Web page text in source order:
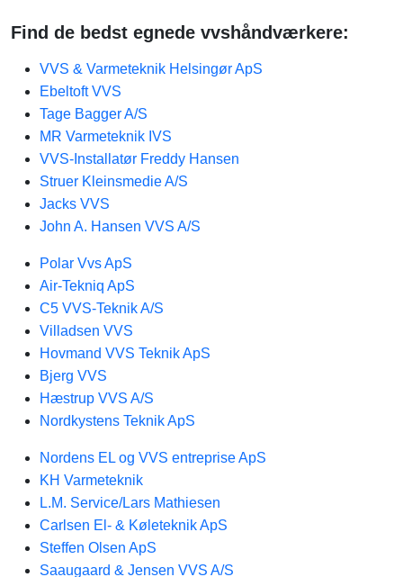
Find de bedst egnede vvshåndværkere:
VVS & Varmeteknik Helsingør ApS
Ebeltoft VVS
Tage Bagger A/S
MR Varmeteknik IVS
VVS-Installatør Freddy Hansen
Struer Kleinsmedie A/S
Jacks VVS
John A. Hansen VVS A/S
Polar Vvs ApS
Air-Tekniq ApS
C5 VVS-Teknik A/S
Villadsen VVS
Hovmand VVS Teknik ApS
Bjerg VVS
Hæstrup VVS A/S
Nordkystens Teknik ApS
Nordens EL og VVS entreprise ApS
KH Varmeteknik
L.M. Service/Lars Mathiesen
Carlsen El- & Køleteknik ApS
Steffen Olsen ApS
Saaugaard & Jensen VVS A/S